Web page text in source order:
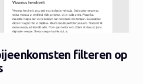
filteren op